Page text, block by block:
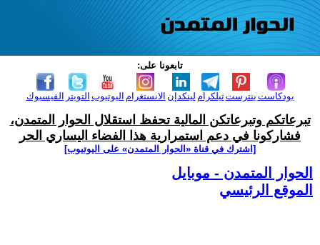
تابعونا على:
الفيسبوك التويتر اليوتيوب الانستغرام لينكدإن تيلكرامبنترست بودكاست
تبرعاتكم وتبرعاتكن المالية تحفظ استقلال الحوار المتمدن،
فشاركونا في دعم استمرارية هذا الفضاء اليساري الحر
[اشترك في قناة ‫«الحوار المتمدن» على اليوتيوب]
الحوار المتمدن - موبايل
الموقع الرئيسي